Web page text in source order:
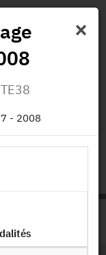
×
TE38
- 2008